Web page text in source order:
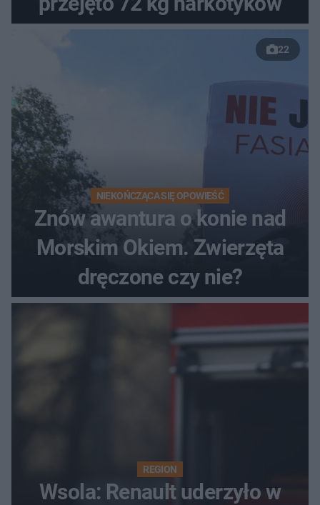
22
NIEKOŃCZĄCA SIĘ OPOWIEŚĆ
Znów awantura o konie nad
Morskim Okiem. Zwierzęta
dręczone czy nie?
REGION
Wsola: Renault uderzyło w